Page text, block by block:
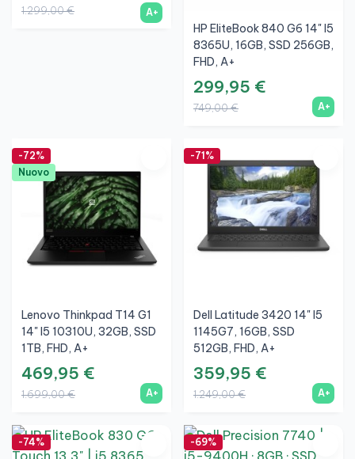
1.299,00 € A+
HP EliteBook 840 G6 14" I5
8365U, 16GB, SSD 256GB,
FHD, A+
299,95 €
749,00 € A+
-72%
Nuovo
Lenovo Thinkpad T14 G1
14" I5 10310U, 32GB, SSD
1TB, FHD, A+
469,95 €
1.699,00 € A+
-71%
Dell Latitude 3420 14" I5
1145G7, 16GB, SSD
512GB, FHD, A+
359,95 €
1.249,00 € A+
-74% -69%